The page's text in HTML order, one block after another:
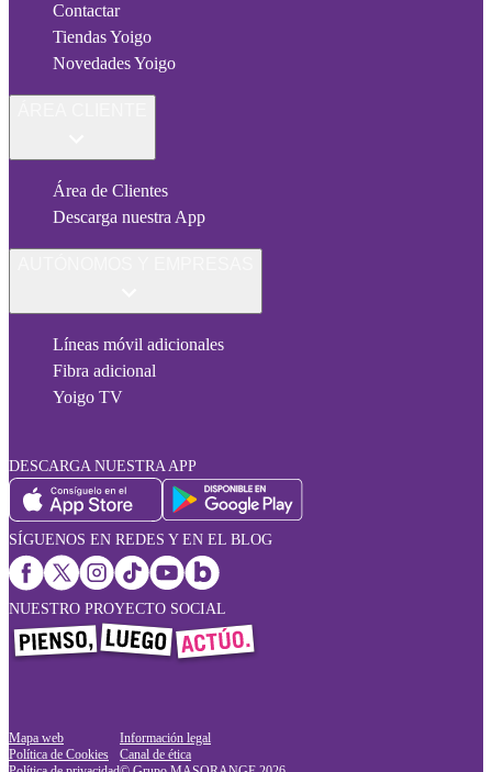
Contactar
Tiendas Yoigo
Novedades Yoigo
Área de Clientes
Descarga nuestra App
Líneas móvil adicionales
Fibra adicional
Yoigo TV
DESCARGA NUESTRA APP
SÍGUENOS EN REDES Y EN EL BLOG
NUESTRO PROYECTO SOCIAL
Mapa web
Política de Cookies
Información legal
Canal de ética